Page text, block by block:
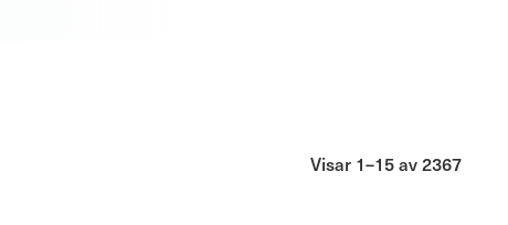
Visar 1–15 av 2367